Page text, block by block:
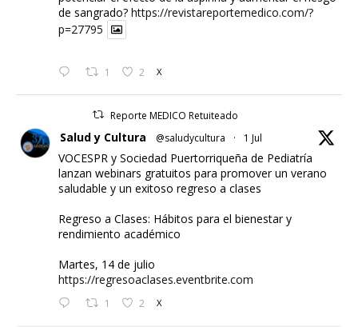
de sangrado? https://revistareportemedico.com/?
p=27795
1 2 X
Reporte MEDICO Retuiteado
Salud y Cultura @saludycultura · 1 Jul
VOCESPR y Sociedad Puertorriqueña de Pediatría
lanzan webinars gratuitos para promover un verano
saludable y un exitoso regreso a clases
Regreso a Clases: Hábitos para el bienestar y
rendimiento académico
Martes, 14 de julio
https://regresoaclases.eventbrite.com
1 2 X